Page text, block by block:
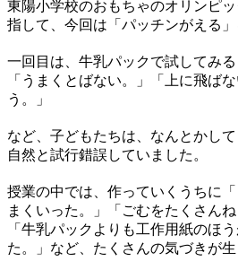
東陽小学校のおもちゃのオリンピ
指して、今回は「パッチンがえる」
一回目は、牛乳パックで試してみる
「うまくとばない。」「上に飛ば
う。」
など、子どもたちは、なんとかし
自然と試行錯誤していました。
授業の中では、作っていくうちに
まくいった。」「ごむをたくさん
「牛乳パックよりも工作用紙のほ
た。」など、たくさんの気づきが生